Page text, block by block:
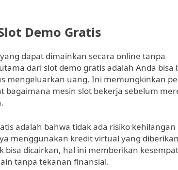
Demo Gratis
dapat dimainkan secara online tanpa
dari slot demo gratis adalah Anda bisa
mengeluarkan uang. Ini memungkinkan
mesin slot bekerja sebelum
adalah bahwa tidak ada risiko kehilangan
menggunakan kredit virtual yang
dicairkan, hal ini memberikan
tanpa tekanan finansial.